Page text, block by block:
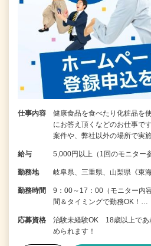
仕事内容
健康食品を食べたり化粧品を
にお答え頂くなどのお仕事で
案件や、弊社以外の場所で実
給与 5,000円以上（1回のモニタ
勤務地 岐阜県、三重県、山梨県《東
勤務時間
9：00～17：00（モニター内
間＆タイミングで勤務OK！…
応募資格
治験未経験OK 18歳以上であ
められます！